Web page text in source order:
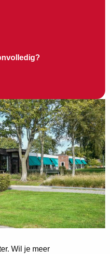
Wil je meer